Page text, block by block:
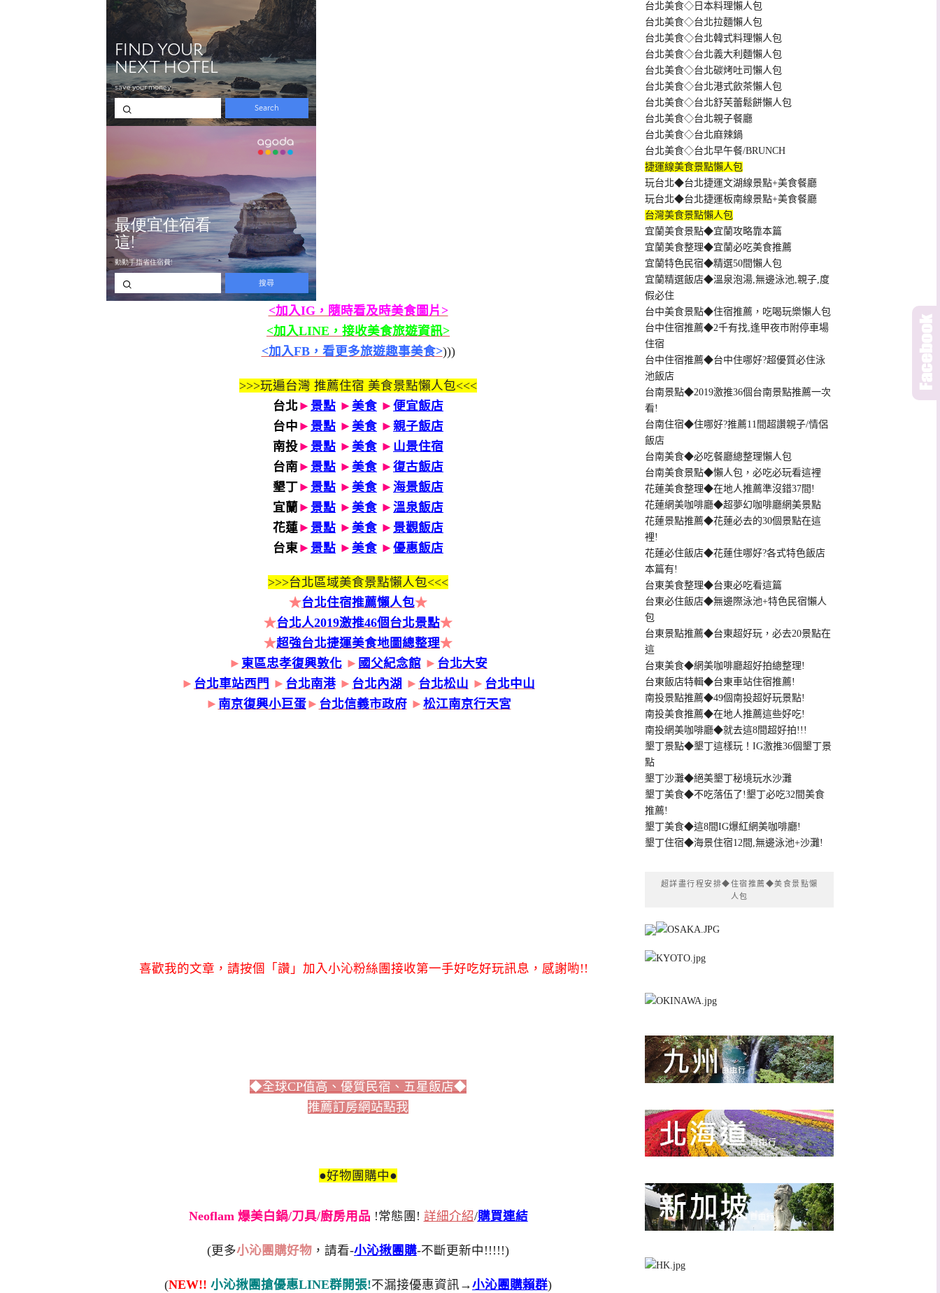
<加入IG，隨時看及時美食圖片>
<加入LINE，接收美食旅遊資訊>
<加入FB，看更多旅遊趣事美食>)))
>>>玩遍台灣 推薦住宿 美食景點懶人包<<<
台北► 景點 ► 美食 ► 便宜飯店
台中 ► 景點 ► 美食 ► 親子飯店
南投► 景點 ► 美食 ► 山景住宿
台南► 景點 ► 美食 ► 復古飯店
墾丁► 景點 ► 美食 ► 海景飯店
宜蘭► 景點 ► 美食 ► 溫泉飯店
花蓮► 景點 ► 美食 ► 景觀飯店
台東► 景點 ► 美食 ► 優惠飯店
>>>台北區域美食景點懶人包<<<
★台北住宿推薦懶人包★
★台北人2019激推46個台北景點★
★超強台北捷運美食地圖總整理★
► 東區忠孝復興敦化 ► 國父紀念館 ► 台北大安
► 台北車站西門 ► 台北南港 ► 台北內湖 ► 台北松山 ► 台北中山
► 南京復興小巨蛋► 台北信義市政府► 松江南京行天宮
喜歡我的文章，請按個「讚」加入小沁粉絲團接收第一手好吃好玩訊息，感謝喲!!
◆全球CP值高、優質民宿、五星飯店◆
推薦訂房網站點我
●好物團購中●
Neoflam 爆美白鍋/刀具/廚房用品 !常態團! 詳細介紹/購買連結
(更多小沁團購好物 ，請看-小沁揪團購-不斷更新中!!!!!)
(NEW!! 小沁揪團搶優惠LINE群開張!不漏接優惠資訊→小沁團購賴群)
台北美食◇日本料理懶人包
台北美食◇台北拉麵懶人包
台北美食◇台北韓式料理懶人包
台北美食◇台北義大利麵懶人包
台北美食◇台北碳烤吐司懶人包
台北美食◇台北港式飲茶懶人包
台北美食◇台北舒芙蕾鬆餅懶人包
台北美食◇台北親子餐廳
台北美食◇台北麻辣鍋
台北美食◇台北早午餐/BRUNCH
捷運線美食景點懶人包
玩台北◆台北捷運文湖線景點+美食餐廳
玩台北◆台北捷運板南線景點+美食餐廳
台灣美食景點懶人包
宜蘭美食景點◆宜蘭攻略靠本篇
宜蘭美食整理◆宜蘭必吃美食推薦
宜蘭特色民宿◆精選50間懶人包
宜蘭精選飯店◆溫泉泡湯,無邊泳池,親子,度
假必住
台中美食景點◆住宿推薦，吃喝玩樂懶人包
台中住宿推薦◆2千有找,逢甲夜市附停車場
住宿
台中住宿推薦◆台中住哪好?超優質必住泳
池飯店
台南景點◆2019激推36個台南景點推薦一次
看!
台南住宿◆住哪好?推薦11間超讚親子/情侶
飯店
台南美食◆必吃餐廳總整理懶人包
台南美食景點◆懶人包，必吃必玩看這裡
花蓮美食整理◆在地人推薦準沒錯37間!
花蓮網美咖啡廳◆超夢幻咖啡廳網美景點
花蓮景點推薦◆花蓮必去的30個景點在這
裡!
花蓮必住飯店◆花蓮住哪好?各式特色飯店
本篇有!
台東美食整理◆台東必吃看這篇
台東必住飯店◆無邊際泳池+特色民宿懶人
包
台東景點推薦◆台東超好玩，必去20景點在
這
台東美食◆網美咖啡廳超好拍總整理!
台東飯店特輯◆台東車站住宿推薦!
南投景點推薦◆49個南投超好玩景點!
南投美食推薦◆在地人推薦這些好吃!
南投網美咖啡廳◆就去這8間超好拍!!!
墾丁景點◆墾丁這樣玩！IG激推36個墾丁景
點
墾丁沙灘◆絕美墾丁秘境玩水沙灘
墾丁美食◆不吃落伍了!墾丁必吃32間美食
推薦!
墾丁美食◆這8間IG爆紅網美咖啡廳!
墾丁住宿◆海景住宿12間,無邊泳池+沙灘!
超詳盡行程安排◆住宿推薦◆美食景點懶
人包